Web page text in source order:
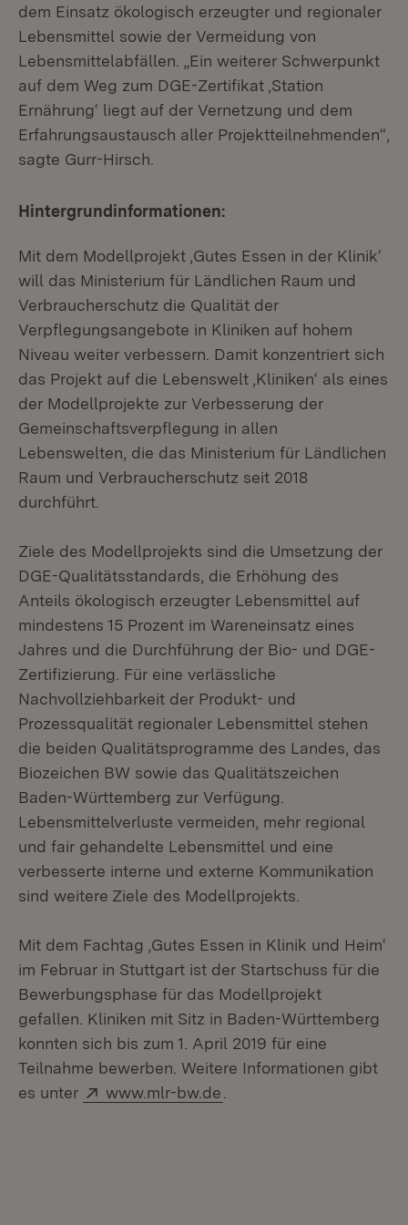
dem Einsatz ökologisch erzeugter und regionaler
Lebensmittel sowie der Vermeidung von
Lebensmittelabfällen. „Ein weiterer Schwerpunkt
auf dem Weg zum DGE-Zertifikat ‚Station
Ernährung‘ liegt auf der Vernetzung und dem
Erfahrungsaustausch aller Projektteilnehmenden“,
sagte Gurr-Hirsch.
Hintergrundinformationen:
Mit dem Modellprojekt ‚Gutes Essen in der Klinik‘
will das Ministerium für Ländlichen Raum und
Verbraucherschutz die Qualität der
Verpflegungsangebote in Kliniken auf hohem
Niveau weiter verbessern. Damit konzentriert sich
das Projekt auf die Lebenswelt ‚Kliniken‘ als eines
der Modellprojekte zur Verbesserung der
Gemeinschaftsverpflegung in allen
Lebenswelten, die das Ministerium für Ländlichen
Raum und Verbraucherschutz seit 2018
durchführt.
Ziele des Modellprojekts sind die Umsetzung der
DGE-Qualitätsstandards, die Erhöhung des
Anteils ökologisch erzeugter Lebensmittel auf
mindestens 15 Prozent im Wareneinsatz eines
Jahres und die Durchführung der Bio- und DGE-
Zertifizierung. Für eine verlässliche
Nachvollziehbarkeit der Produkt- und
Prozessqualität regionaler Lebensmittel stehen
die beiden Qualitätsprogramme des Landes, das
Biozeichen BW sowie das Qualitätszeichen
Baden-Württemberg zur Verfügung.
Lebensmittelverluste vermeiden, mehr regional
und fair gehandelte Lebensmittel und eine
verbesserte interne und externe Kommunikation
sind weitere Ziele des Modellprojekts.
Mit dem Fachtag ‚Gutes Essen in Klinik und Heim‘
im Februar in Stuttgart ist der Startschuss für die
Bewerbungsphase für das Modellprojekt
gefallen. Kliniken mit Sitz in Baden-Württemberg
konnten sich bis zum 1. April 2019 für eine
Teilnahme bewerben. Weitere Informationen gibt
es unter
Extern:
www.mlr-bw.de